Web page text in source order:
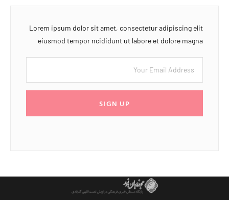
Lorem ipsum dolor sit amet, consectetur adipiscing elit
eiusmod tempor ncididunt ut labore et dolore magna
SIGN UP